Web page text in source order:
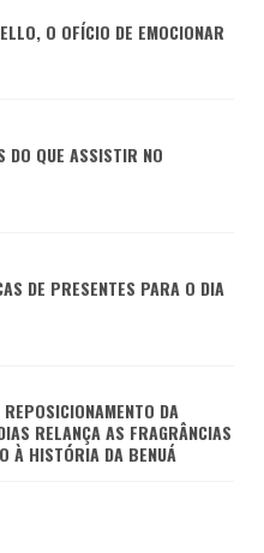
O OFÍCIO DE EMOCIONAR
DO QUE ASSISTIR NO
DE PRESENTES PARA O DIA
DA
RELANÇA AS FRAGRÂNCIAS
À HISTÓRIA DA BENUÁ